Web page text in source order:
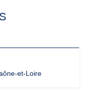
et-Loire